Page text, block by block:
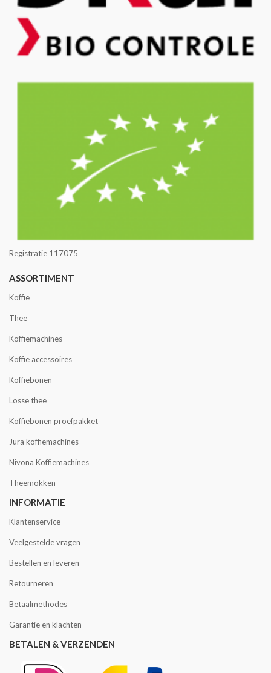
Registratie 117075
ASSORTIMENT
Koffie
Thee
Koffiemachines
Koffie accessoires
Koffiebonen
Losse thee
Koffiebonen proefpakket
Jura koffiemachines
Nivona Koffiemachines
Theemokken
INFORMATIE
Klantenservice
Veelgestelde vragen
Bestellen en leveren
Retourneren
Betaalmethodes
Garantie en klachten
BETALEN & VERZENDEN